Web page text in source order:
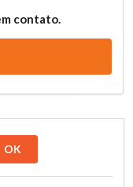
contato.
OK